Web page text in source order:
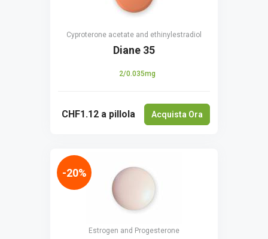
Cyproterone acetate and ethinylestradiol
Diane 35
2/0.035mg
CHF1.12 a pillola Acquista Ora
Estrogen and Progesterone
-20%